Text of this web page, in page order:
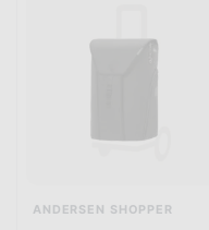
ANDERSEN SHOPPER